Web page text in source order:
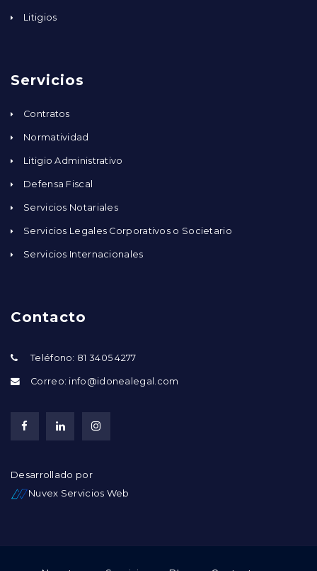
Litigios
Servicios
Contratos
Normatividad
Litigio Administrativo
Defensa Fiscal
Servicios Notariales
Servicios Legales Corporativos o Societario
Servicios Internacionales
Contacto
Teléfono: 81 3405 4277
Correo: info@idonealegal.com
Desarrollado por
Nuvex Servicios Web